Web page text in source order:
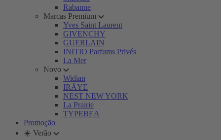
Rabanne
Marcas Premium
Yves Saint Laurent
GIVENCHY
GUERLAIN
INITIO Parfums Privés
La Mer
Novo
Widian
IRÄYE
NEST NEW YORK
La Prairie
TYPEBEA
Promoção
☀️ Verão